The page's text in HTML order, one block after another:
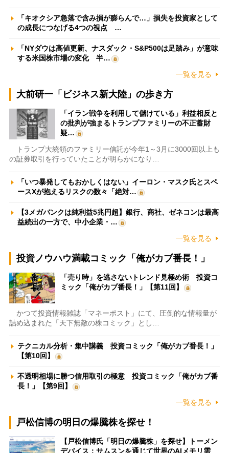
「キオクシア急落で含み損が膨らんで…」損失を投資家として
の成長につなげる4つの視点 …
「NYダウは高値更新、ナスダック・S&P500は足踏み」が意味
する米国株市場の変化 半…
一覧を見る
大前研一「ビジネス新大陸」の歩き方
「イラン戦争を利用して儲けている」利益相反と
の批判が強まるトランプファミリーの不正蓄財
疑…
トランプ大統領のファミリー信託が今年1～3月に3000回以上も
の証券取引を行っていたことが明らかになり…
「いつ暴発してもおかしくはない」イーロン・マスク氏とスペ
ースXが抱えるリスクの数々「絶対…
【3メガバンクは純利益5兆円超】銀行、商社、ゼネコンは最高
益続出の一方で、中小企業・…
一覧を見る
投資ノウハウ満載コミック「俺がカブ番長！」
「売り時」を逃さないトレンド見極め術 投資コ
ミック「俺がカブ番長！」【第11回】
かつて投資情報雑誌「マネーポスト」にて、圧倒的な情報量が
詰め込まれた「天下無敵の株コミック」とし…
テクニカル分析・集中講義 投資コミック「俺がカブ番長！」
【第10回】
不透明相場に勝つ信用取引の極意 投資コミック「俺がカブ番
長！」【第9回】
一覧を見る
戸松信博の明日の爆騰株を探せ！
【戸松信博氏「明日の爆騰株」を探せ】トーメン
デバイス：サムスンを通じて世界のAIメモリ需